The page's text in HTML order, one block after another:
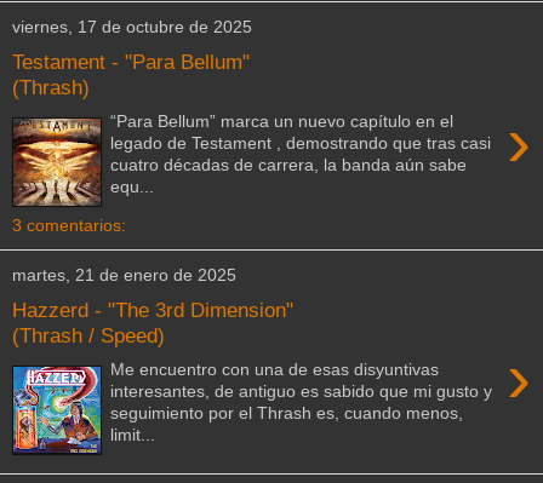
viernes, 17 de octubre de 2025
Testament - "Para Bellum"
(Thrash)
›
“Para Bellum” marca un nuevo capítulo en el
legado de Testament , demostrando que tras casi
cuatro décadas de carrera, la banda aún sabe
equ...
3 comentarios:
martes, 21 de enero de 2025
Hazzerd - "The 3rd Dimension"
(Thrash / Speed)
›
Me encuentro con una de esas disyuntivas
interesantes, de antiguo es sabido que mi gusto y
seguimiento por el Thrash es, cuando menos,
limit...